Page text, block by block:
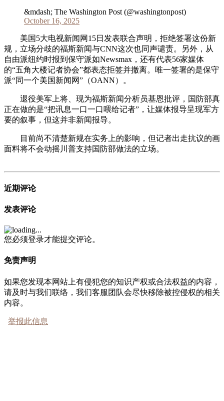
&mdash; The Washington Post (@washingtonpost)
October 16, 2025
美国5大电视新闻网15日发表联合声明，拒绝签署这份新
规，立场分歧的福斯新闻与CNN这次也同声谴责。另外，从
自由派纽约时报到保守派如Newsmax，还有代表56家媒体
的“五角大楼记者协会”都表态拒签并撤离。唯一签署的是保守
派“同一个美国新闻网”（OANN）。
退役美军上将、现为福斯新闻分析员基恩批评，国防部真
正在做的是“把讯息一口一口喂给记者”，让媒体报导呈现军方
要的叙事，但这并非新闻报导。
目前尚不清楚新规在实务上的影响，但记者出走抗议的画
面料将不会动摇川普支持国防部做法的立场。
近期评论
发表评论
您必须登录才能提交评论。
免责声明
如果您发现本网站上有侵犯您的知识产权或合法权益的内容，
请及时与我们联络，我们客服团队会尽快移除被控侵权的相关
内容。
举报此信息